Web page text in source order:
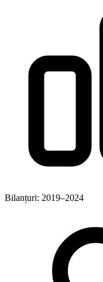
Bilanțuri: 2019–2024